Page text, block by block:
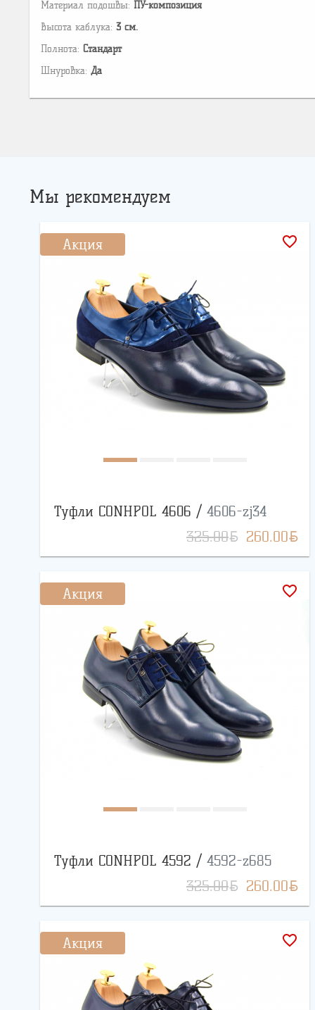
Материал подошвы: ПУ-композиция
Высота каблука: 3 см.
Полнота: Стандарт
Шнуровка: Да
Мы рекомендуем
Акция favorite_border
Туфли CONHPOL 4606 / 4606-zj34
325.00BYN 260.00BYN
Акция favorite_border
Туфли CONHPOL 4592 / 4592-z685
325.00BYN 260.00BYN
Акция favorite_border